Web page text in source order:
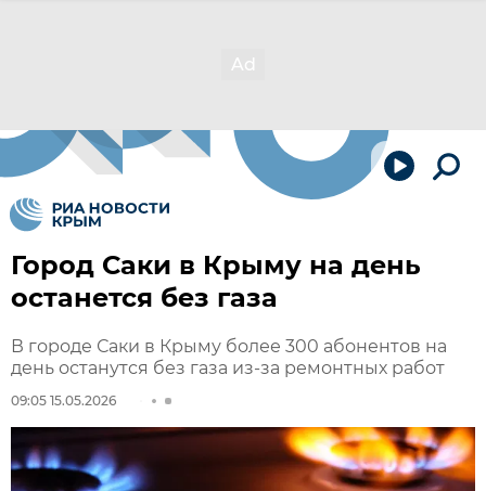
Город Саки в Крыму на день
останется без газа
В городе Саки в Крыму более 300 абонентов на
день останутся без газа из-за ремонтных работ
09:05 15.05.2026